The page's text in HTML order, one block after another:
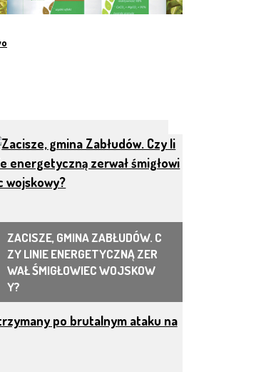
ZACISZE, GMINA ZABŁUDÓW. C
ZY LINIE ENERGETYCZNĄ ZER
WAŁ ŚMIGŁOWIEC WOJSKOW
Y?